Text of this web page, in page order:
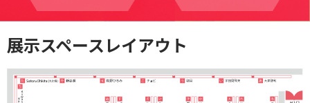
展示スペースレイアウト